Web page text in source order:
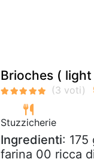
Brioches (
Stuzzicherie
Ingredienti:
farina 00 ricca